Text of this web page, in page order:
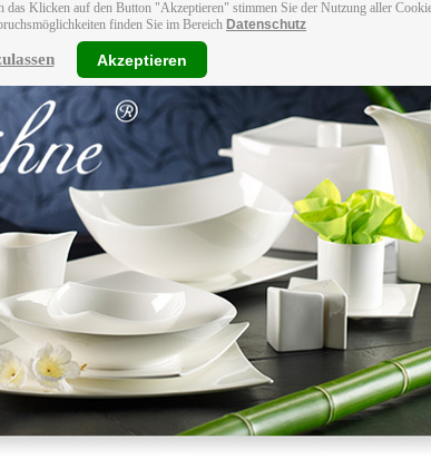
Klicken auf den Button "Akzeptieren" stimmen Sie der Nutzung aller
finden Sie im Bereich Datenschutz
Akzeptieren